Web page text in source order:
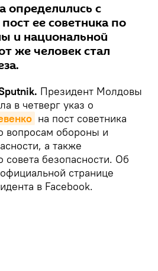
определились с
ее советника по
и национальной
же человек стал
Президент Молдовы
в четверг указ о
на пост советника
вопросам обороны и
а также
безопасности. Об
странице
в Facebook.